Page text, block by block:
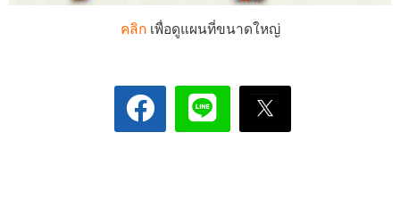
คลิกเพื่อดูแผนที่ขนาดใหญ่